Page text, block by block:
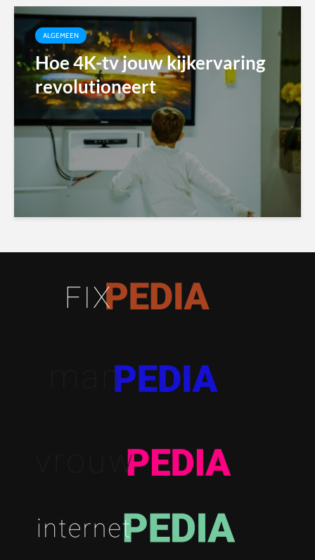
ALGEMEEN
Hoe 4K-tv jouw kijkervaring
revolutioneert